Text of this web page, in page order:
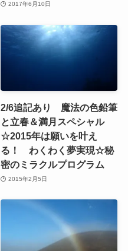
2017年6月10日
2/6追記あり 魔法の色鉛筆
と立春＆満月スペシャル
☆2015年は願いを叶え
る！ わくわく夢実現☆秘
密のミラクルプログラム
2015年2月5日